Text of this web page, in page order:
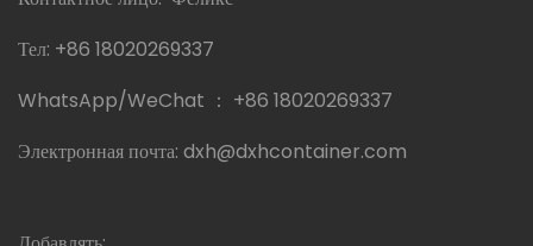
Тел: +86 18020269337
WhatsApp/WeChat ： +86 18020269337
Электронная почта: dxh@dxhcontainer.com